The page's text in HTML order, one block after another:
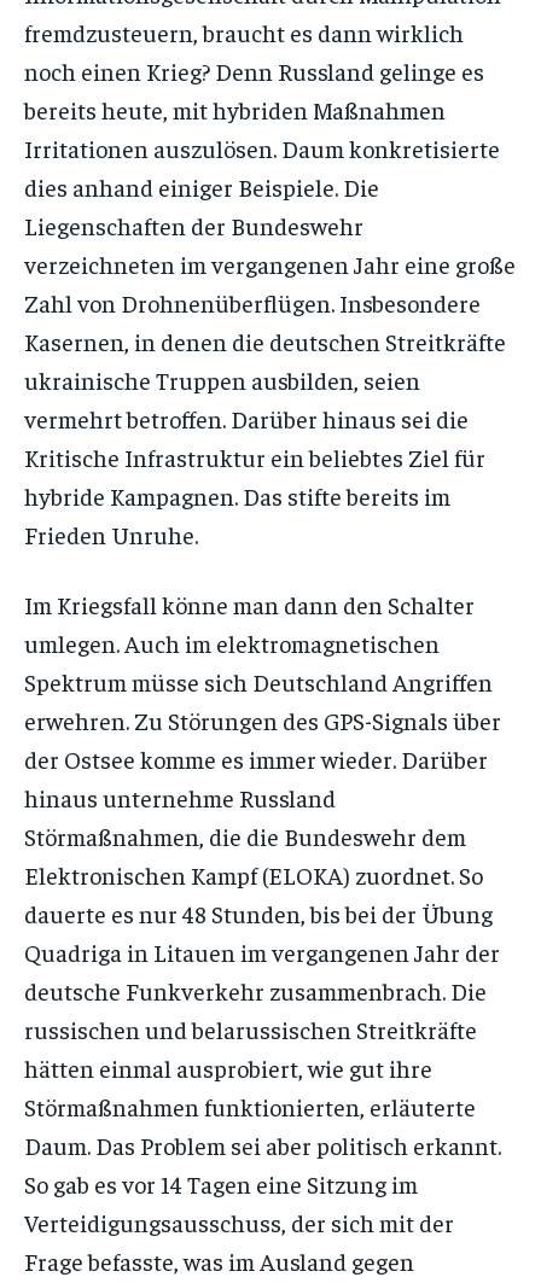
fremdzusteuern, braucht es dann wirklich
noch einen Krieg? Denn Russland gelinge es
bereits heute, mit hybriden Maßnahmen
Irritationen auszulösen. Daum konkretisierte
dies anhand einiger Beispiele. Die
Liegenschaften der Bundeswehr
verzeichneten im vergangenen Jahr eine große
Zahl von Drohnenüberflügen. Insbesondere
Kasernen, in denen die deutschen Streitkräfte
ukrainische Truppen ausbilden, seien
vermehrt betroffen. Darüber hinaus sei die
Kritische Infrastruktur ein beliebtes Ziel für
hybride Kampagnen. Das stifte bereits im
Frieden Unruhe.
Im Kriegsfall könne man dann den Schalter
umlegen. Auch im elektromagnetischen
Spektrum müsse sich Deutschland Angriffen
erwehren. Zu Störungen des GPS-Signals über
der Ostsee komme es immer wieder. Darüber
hinaus unternehme Russland
Störmaßnahmen, die die Bundeswehr dem
Elektronischen Kampf (ELOKA) zuordnet. So
dauerte es nur 48 Stunden, bis bei der Übung
Quadriga in Litauen im vergangenen Jahr der
deutsche Funkverkehr zusammenbrach. Die
russischen und belarussischen Streitkräfte
hätten einmal ausprobiert, wie gut ihre
Störmaßnahmen funktionierten, erläuterte
Daum. Das Problem sei aber politisch erkannt.
So gab es vor 14 Tagen eine Sitzung im
Verteidigungsausschuss, der sich mit der
Frage befasste, was im Ausland gegen